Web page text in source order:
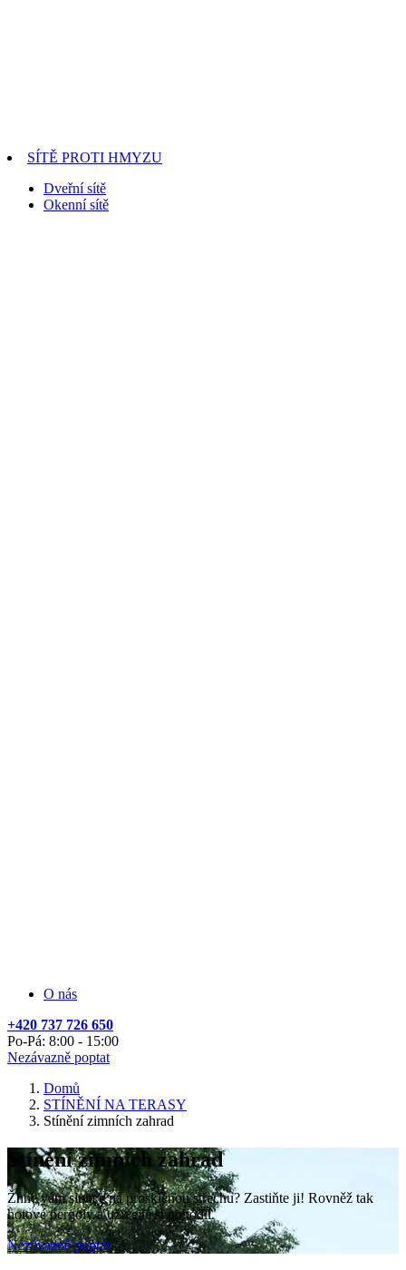
SÍTĚ PROTI HMYZU
Dveřní sítě
Okenní sítě
O nás
+420 737 726 650
Po-Pá: 8:00 - 15:00
Nezávazně poptat
Domů
STÍNĚNÍ NA TERASY
Stínění zimních zahrad
Stínění zimních zahrad
Žhne vám slunce na prosklenou střechu? Zastiňte ji! Rovněž tak
hotové pergoly a užívejte si pohodlí.
Nezávazně poptat